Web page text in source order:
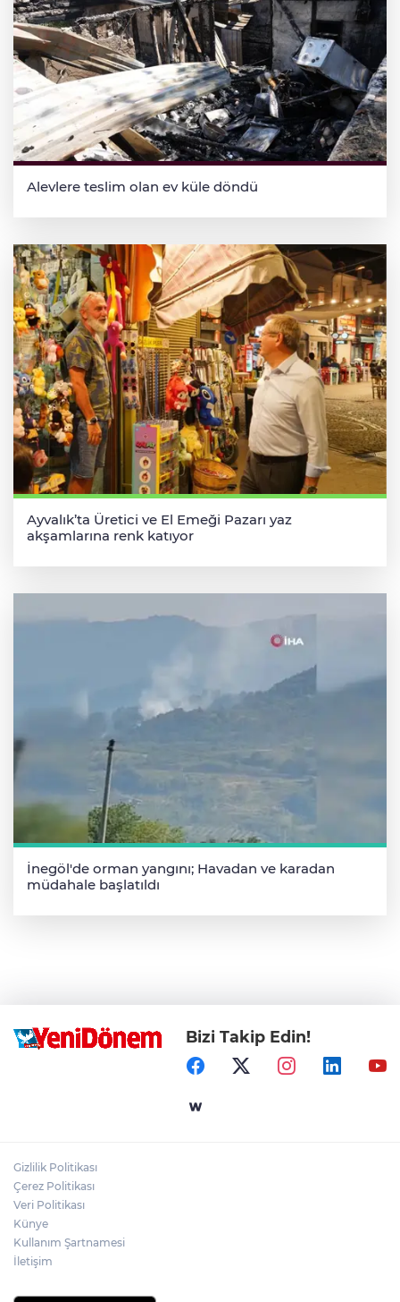
Alevlere teslim olan ev küle döndü
Ayvalık’ta Üretici ve El Emeği Pazarı yaz
akşamlarına renk katıyor
İnegöl'de orman yangını; Havadan ve karadan
müdahale başlatıldı
Bizi Takip Edin!
Gizlilik Politikası
Çerez Politikası
Veri Politikası
Künye
Kullanım Şartnamesi
İletişim